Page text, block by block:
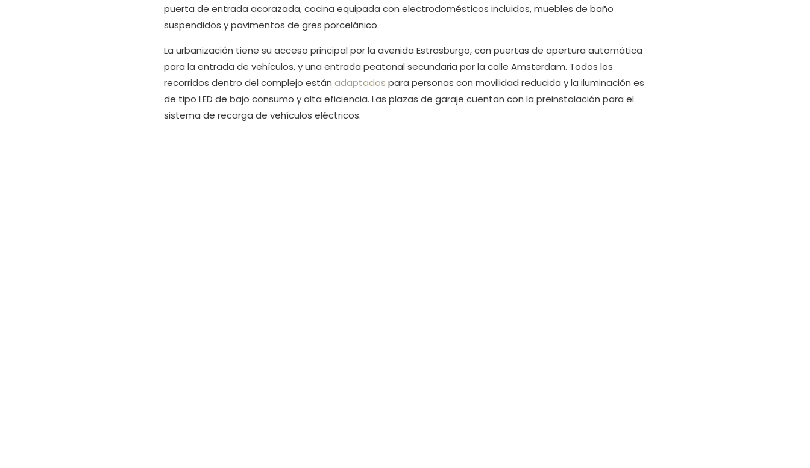
puerta de entrada acorazada, cocina equipada con electrodomésticos incluidos, muebles de baño
suspendidos y pavimentos de gres porcelánico.
La urbanización tiene su acceso principal por la avenida Estrasburgo, con puertas de apertura automática
para la entrada de vehículos, y una entrada peatonal secundaria por la calle Amsterdam. Todos los
recorridos dentro del complejo están adaptados para personas con movilidad reducida y la iluminación es
de tipo LED de bajo consumo y alta eficiencia. Las plazas de garaje cuentan con la preinstalación para el
sistema de recarga de vehículos eléctricos.